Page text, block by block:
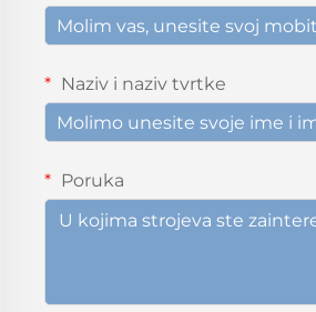
Naziv i naziv tvrtke
Poruka